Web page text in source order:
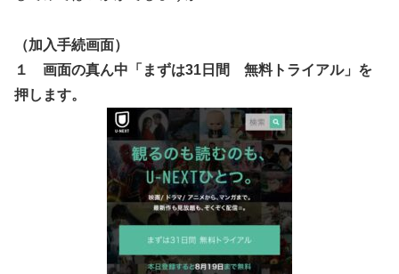
（加入手続画面）
１ 画面の真ん中「まずは31日間 無料トライアル」を
押します。